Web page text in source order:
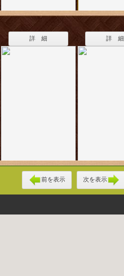
詳 細 詳 細
前を表示 次を表示